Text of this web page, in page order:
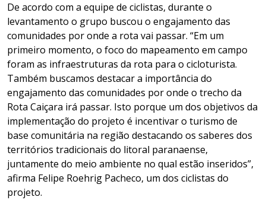
De acordo com a equipe de ciclistas, durante o
levantamento o grupo buscou o engajamento das
comunidades por onde a rota vai passar. “Em um
primeiro momento, o foco do mapeamento em campo
foram as infraestruturas da rota para o cicloturista.
Também buscamos destacar a importância do
engajamento das comunidades por onde o trecho da
Rota Caiçara irá passar. Isto porque um dos objetivos da
implementação do projeto é incentivar o turismo de
base comunitária na região destacando os saberes dos
territórios tradicionais do litoral paranaense,
juntamente do meio ambiente no qual estão inseridos”,
afirma Felipe Roehrig Pacheco, um dos ciclistas do
projeto.